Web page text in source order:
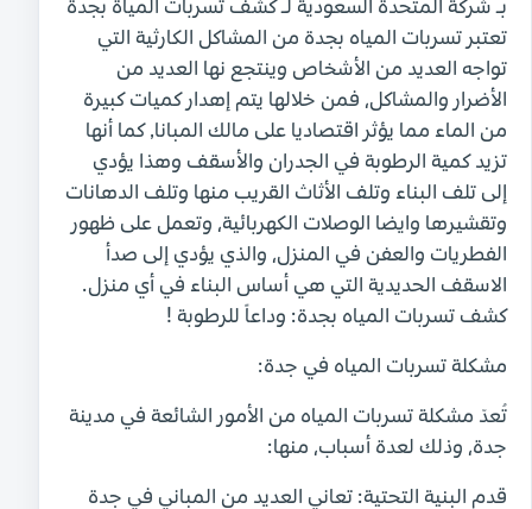
بـ شركة المتحدة السعودية لـ كشف تسربات المياة بجدة
تعتبر تسربات المياه بجدة من المشاكل الكارثية التي
تواجه العديد من الأشخاص وينتجع نها العديد من
الأضرار والمشاكل، فمن خلالها يتم إهدار كميات كبيرة
من الماء مما يؤثر اقتصاديا على مالك المبانا, كما أنها
تزيد كمية الرطوبة في الجدران والأسقف وهذا يؤدي
إلى تلف البناء وتلف الأثاث القريب منها وتلف الدهانات
وتقشيرها وايضا الوصلات الكهربائية، وتعمل على ظهور
الفطريات والعفن في المنزل، والذي يؤدي إلى صدأ
الاسقف الحديدية التي هي أساس البناء في أي منزل.
كشف تسربات المياه بجدة: وداعاً للرطوبة !
مشكلة تسربات المياه في جدة:
تُعدّ مشكلة تسربات المياه من الأمور الشائعة في مدينة
جدة، وذلك لعدة أسباب، منها:
قدم البنية التحتية: تعاني العديد من المباني في جدة